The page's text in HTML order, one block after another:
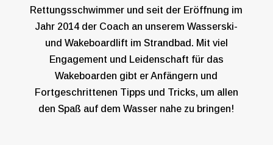
Rettungsschwimmer und seit der Eröffnung im
Jahr 2014 der Coach an unserem Wasserski-
und Wakeboardlift im Strandbad. Mit viel
Engagement und Leidenschaft für das
Wakeboarden gibt er Anfängern und
Fortgeschrittenen Tipps und Tricks, um allen
den Spaß auf dem Wasser nahe zu bringen!